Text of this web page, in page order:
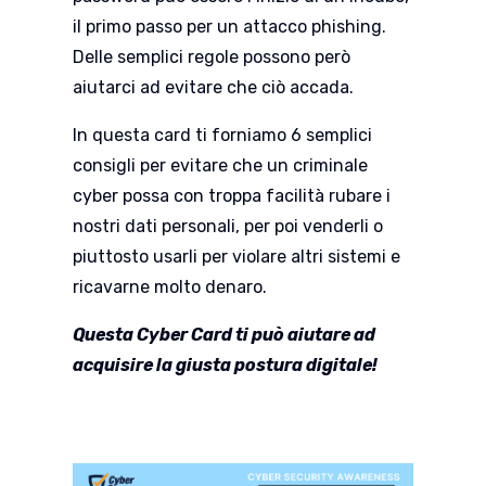
il primo passo per un attacco phishing.
Delle semplici regole possono però
aiutarci ad evitare che ciò accada.
In questa card ti forniamo 6 semplici
consigli per evitare che un criminale
cyber possa con troppa facilità rubare i
nostri dati personali, per poi venderli o
piuttosto usarli per violare altri sistemi e
ricavarne molto denaro.
Questa Cyber Card ti può aiutare ad
acquisire la giusta postura digitale!